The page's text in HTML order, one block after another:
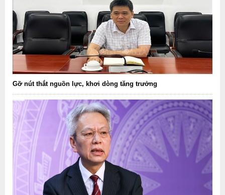
Gỡ nút thắt nguồn lực, khơi dòng tăng trưởng